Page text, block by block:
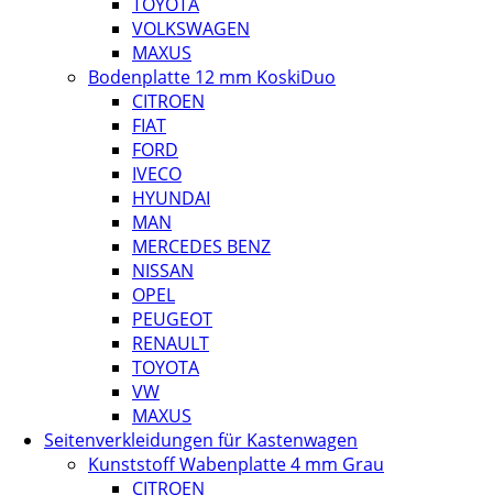
VOLKSWAGEN
MAXUS
Bodenplatte 12 mm KoskiDuo
CITROEN
FIAT
FORD
IVECO
HYUNDAI
MAN
MERCEDES BENZ
NISSAN
OPEL
PEUGEOT
RENAULT
TOYOTA
VW
MAXUS
Seitenverkleidungen für Kastenwagen
Kunststoff Wabenplatte 4 mm Grau
CITROEN